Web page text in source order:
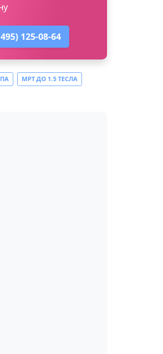
125-08-64
МРТ ДО 1.5 ТЕСЛА